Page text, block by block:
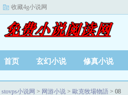
收藏4g小说网
首页 玄幻小说 修真小说
stovps小说网 > 网游小说 > 歐克牧場物語 > 08